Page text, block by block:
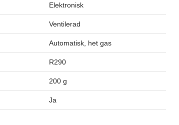
Elektronisk
Ventilerad
Automatisk, het gas
R290
200 g
Ja